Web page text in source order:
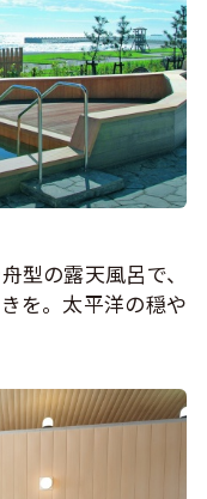
型の露天風呂で、
を。太平洋の穏や